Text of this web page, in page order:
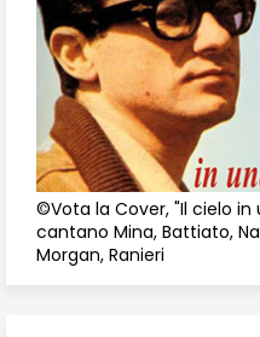
©Vota la Cover, "Il cielo in
cantano Mina, Battiato,
Morgan, Ranieri